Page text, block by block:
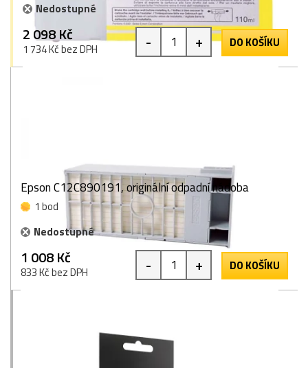
Nedostupné
2 098 Kč
1 734 Kč bez DPH - + DO KOŠÍKU
Epson C12C890191, originální odpadní nádoba
1 bod
Nedostupné
1 008 Kč
833 Kč bez DPH - + DO KOŠÍKU